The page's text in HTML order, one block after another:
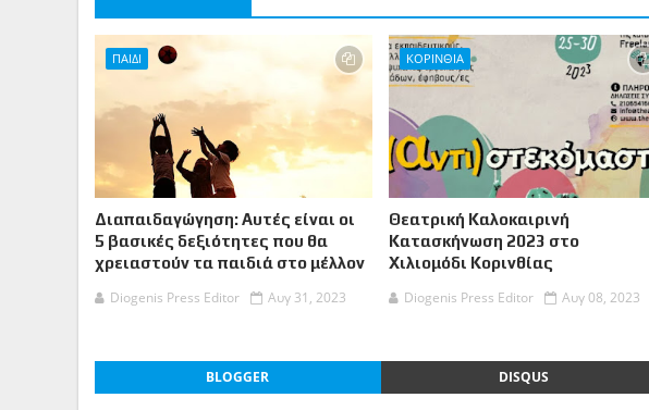
ΠΑΙΔΙ
Διαπαιδαγώγηση: Αυτές είναι οι
5 βασικές δεξιότητες που θα
χρειαστούν τα παιδιά στο μέλλον
Diogenis Press Editor
Αυγ 31, 2023
ΚΟΡΙΝΘΙΑ
Θεατρική Καλοκαιρινή
Κατασκήνωση 2023 στο
Χιλιομόδι Κορινθίας
Diogenis Press Editor
Αυγ 08, 2023
BLOGGER DISQUS